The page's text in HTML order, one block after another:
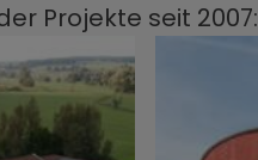
Projekte seit 2007: